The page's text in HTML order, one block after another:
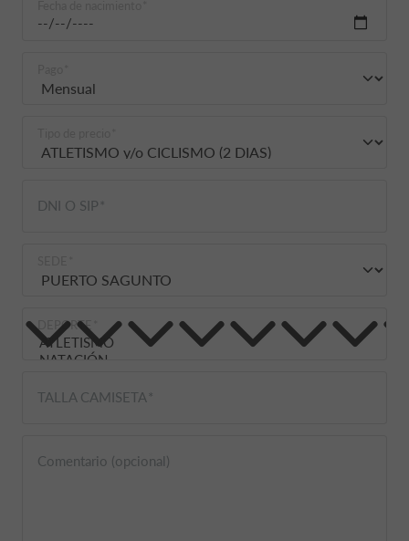
DNI O SIP
DEPORTE
TALLA CAMISETA
Comentario (opcional)